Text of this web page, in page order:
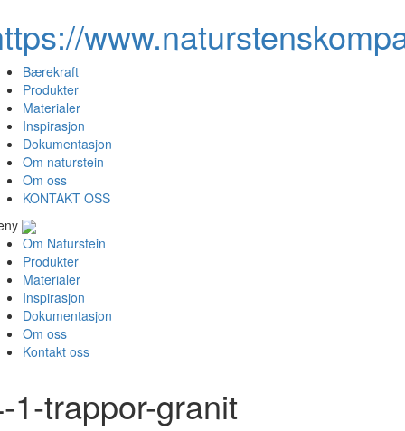
Bærekraft
Produkter
Materialer
Inspirasjon
Dokumentasjon
Om naturstein
Om oss
KONTAKT OSS
Om Naturstein
Produkter
Materialer
Inspirasjon
Dokumentasjon
Om oss
Kontakt oss
1-trappor-granit